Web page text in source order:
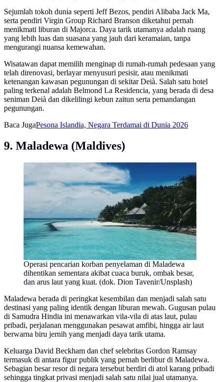
Sejumlah tokoh dunia seperti Jeff Bezos, pendiri Alibaba Jack Ma,
serta pendiri Virgin Group Richard Branson diketahui pernah
menikmati liburan di Majorca. Daya tarik utamanya adalah ruang
yang lebih luas dan suasana yang jauh dari keramaian, tanpa
mengurangi nuansa kemewahan.
Wisatawan dapat memilih menginap di rumah-rumah pedesaan yang
telah direnovasi, berlayar menyusuri pesisir, atau menikmati
ketenangan kawasan pegunungan di sekitar Deià. Salah satu hotel
paling terkenal adalah Belmond La Residencia, yang berada di desa
seniman Deià dan dikelilingi kebun zaitun serta pemandangan
pegunungan.
Baca JugaPesona Islandia, Negara Terdamai di Dunia 2026
9. Maladewa (Maldives)
Operasi pencarian korban penyelaman di Maladewa
dihentikan sementara akibat cuaca buruk, ombak besar,
dan arus laut yang kuat. (dok. Dion Tavenir/Unsplash)
Maladewa berada di peringkat kesembilan dan menjadi salah satu
destinasi yang paling identik dengan liburan mewah. Gugusan pulau
di Samudra Hindia ini menawarkan vila-vila di atas laut, pulau
pribadi, perjalanan menggunakan pesawat amfibi, hingga air laut
berwarna biru jernih yang menjadi daya tarik utama.
Keluarga David Beckham dan chef selebritas Gordon Ramsay
termasuk di antara figur publik yang pernah berlibur di Maladewa.
Sebagian besar resor di negara tersebut berdiri di atol karang pribadi
sehingga tingkat privasi menjadi salah satu nilai jual utamanya.